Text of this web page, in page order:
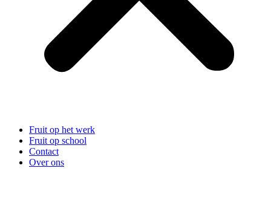
Fruit op het werk
Fruit op school
Contact
Over ons